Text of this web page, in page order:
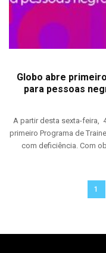
Globo abre
para pessoas
A partir desta sexta-feira,
primeiro Programa de
com deficiência. Com
1